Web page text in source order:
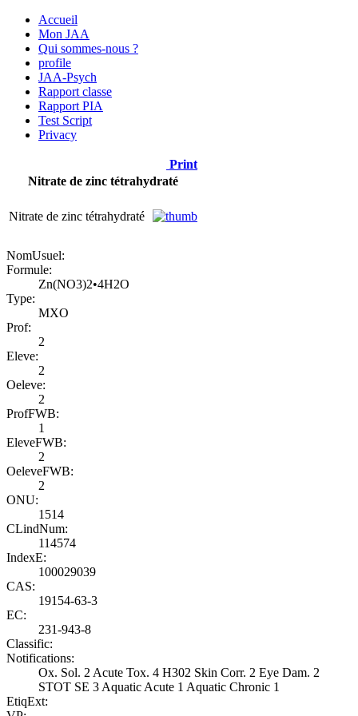
Accueil
Mon JAA
Qui sommes-nous ?
profile
JAA-Psych
Rapport classe
Rapport PIA
Test Script
Privacy
Print
Nitrate de zinc tétrahydraté
Nitrate de zinc tétrahydraté
NomUsuel:
Formule:
Zn(NO3)2•4H2O
Type:
MXO
Prof:
2
Eleve:
2
Oeleve:
2
ProfFWB:
1
EleveFWB:
2
OeleveFWB:
2
ONU:
1514
CLindNum:
114574
IndexE:
100029039
CAS:
19154-63-3
EC:
231-943-8
Classific:
Notifications:
Ox. Sol. 2 Acute Tox. 4 H302 Skin Corr. 2 Eye Dam. 2
STOT SE 3 Aquatic Acute 1 Aquatic Chronic 1
EtiqExt: